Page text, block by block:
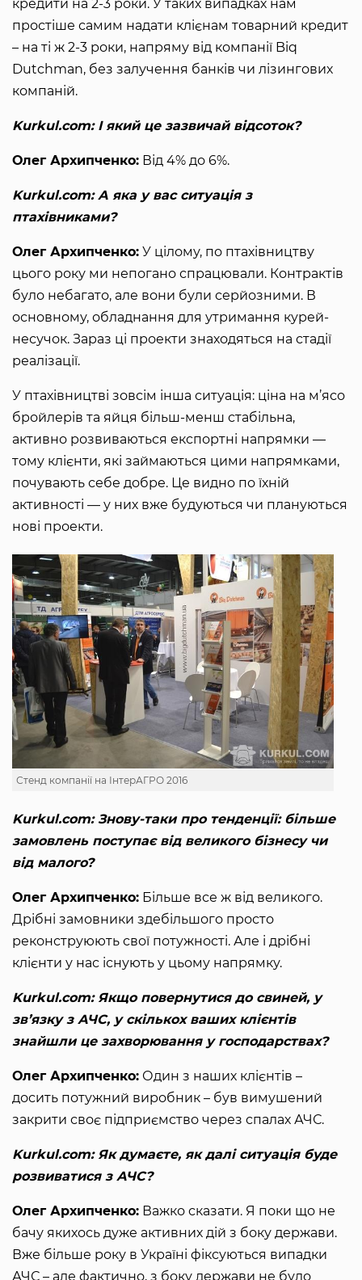
кредити на 2-3 роки. У таких випадках нам
простіше самим надати клієнам товарний кредит
– на ті ж 2-3 роки, напряму від компанії Biq
Dutchman, без залучення банків чи лізингових
компаній.
Kurkul.com: І який це зазвичай відсоток?
Олег Архипченко: Від 4% до 6%.
Kurkul.com: А яка у вас ситуація з
птахівниками?
Олег Архипченко: У цілому, по птахівництву
цього року ми непогано спрацювали. Контрактів
було небагато, але вони були серйозними. В
основному, обладнання для утримання курей-
несучок. Зараз ці проекти знаходяться на стадії
реалізації.
У птахівництві зовсім інша ситуація: ціна на м’ясо
бройлерів та яйця більш-менш стабільна,
активно розвиваються експортні напрямки —
тому клієнти, які займаються цими напрямками,
почувають себе добре. Це видно по їхній
активності — у них вже будуються чи плануються
нові проекти.
Стенд компанії на ІнтерАГРО 2016
Kurkul.com: Знову-таки про тенденції: більше
замовлень поступає від великого бізнесу чи
від малого?
Олег Архипченко: Більше все ж від великого.
Дрібні замовники здебільшого просто
реконструюють свої потужності. Але і дрібні
клієнти у нас існують у цьому напрямку.
Kurkul.com: Якщо повернутися до свиней, у
зв’язку з АЧС, у скількох ваших клієнтів
знайшли це захворювання у господарствах?
Олег Архипченко: Один з наших клієнтів –
досить потужний виробник – був вимушений
закрити своє підприємство через спалах АЧС.
Kurkul.com: Як думаєте, як далі ситуація буде
розвиватися з АЧС?
Олег Архипченко: Важко сказати. Я поки що не
бачу якихось дуже активних дій з боку держави.
Вже більше року в Україні фіксуються випадки
АЧС – але фактично, з боку держави не було